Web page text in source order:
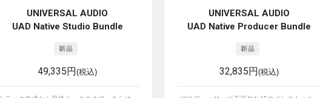
UNIVERSAL AUDIO
UAD Native Studio Bundle
49,335円(税込)
UNIVERSAL AUDIO
UAD Native Producer Bundle
32,835円(税込)